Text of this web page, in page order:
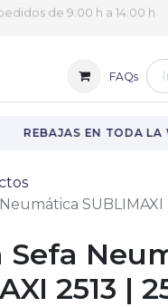
de 9:00 h a 14:00 h
FAQs
REBAJAS EN TODA LA
SUBLIMAXI
Sefa
2513 |